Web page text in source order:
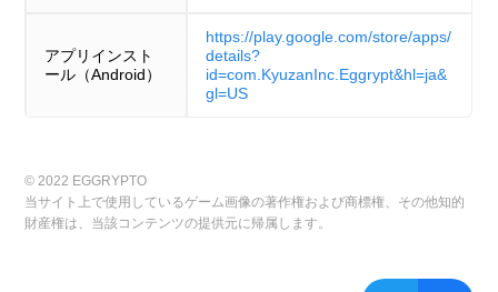
アプリインスト
ール（Android）
https://play.google.com/store/apps/
details?
id=com.KyuzanInc.Eggrypt&hl=ja&
gl=US
© 2022 EGGRYPTO
当サイト上で使用しているゲーム画像の著作権および商標権、その他知的
財産権は、当該コンテンツの提供元に帰属します。